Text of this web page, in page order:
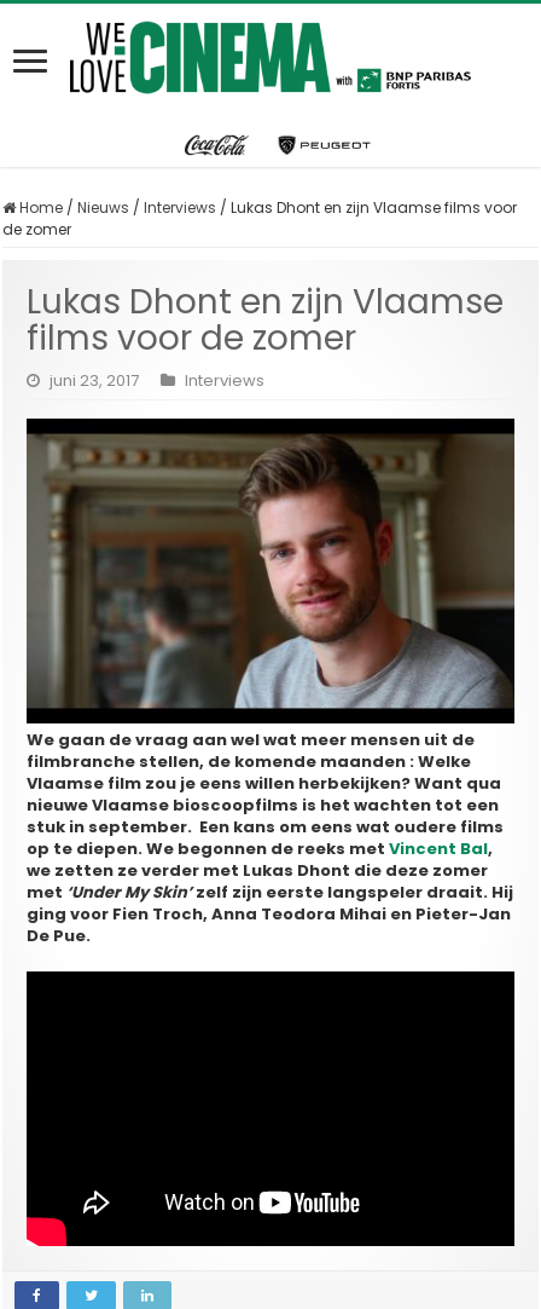
Home / Nieuws / Interviews / Lukas Dhont en zijn Vlaamse films voor
de zomer
Lukas Dhont en zijn Vlaamse
films voor de zomer
juni 23, 2017 Interviews
We gaan de vraag aan wel wat meer mensen uit de
filmbranche stellen, de komende maanden : Welke
Vlaamse film zou je eens willen herbekijken? Want qua
nieuwe Vlaamse bioscoopfilms is het wachten tot een
stuk in september. Een kans om eens wat oudere films
op te diepen. We begonnen de reeks metVincent Bal,
we zetten ze verder met Lukas Dhont die deze zomer
met ‘Under My Skin’zelf zijn eerste langspeler draait. Hij
ging voor Fien Troch, Anna Teodora Mihai en Pieter-Jan
De Pue.